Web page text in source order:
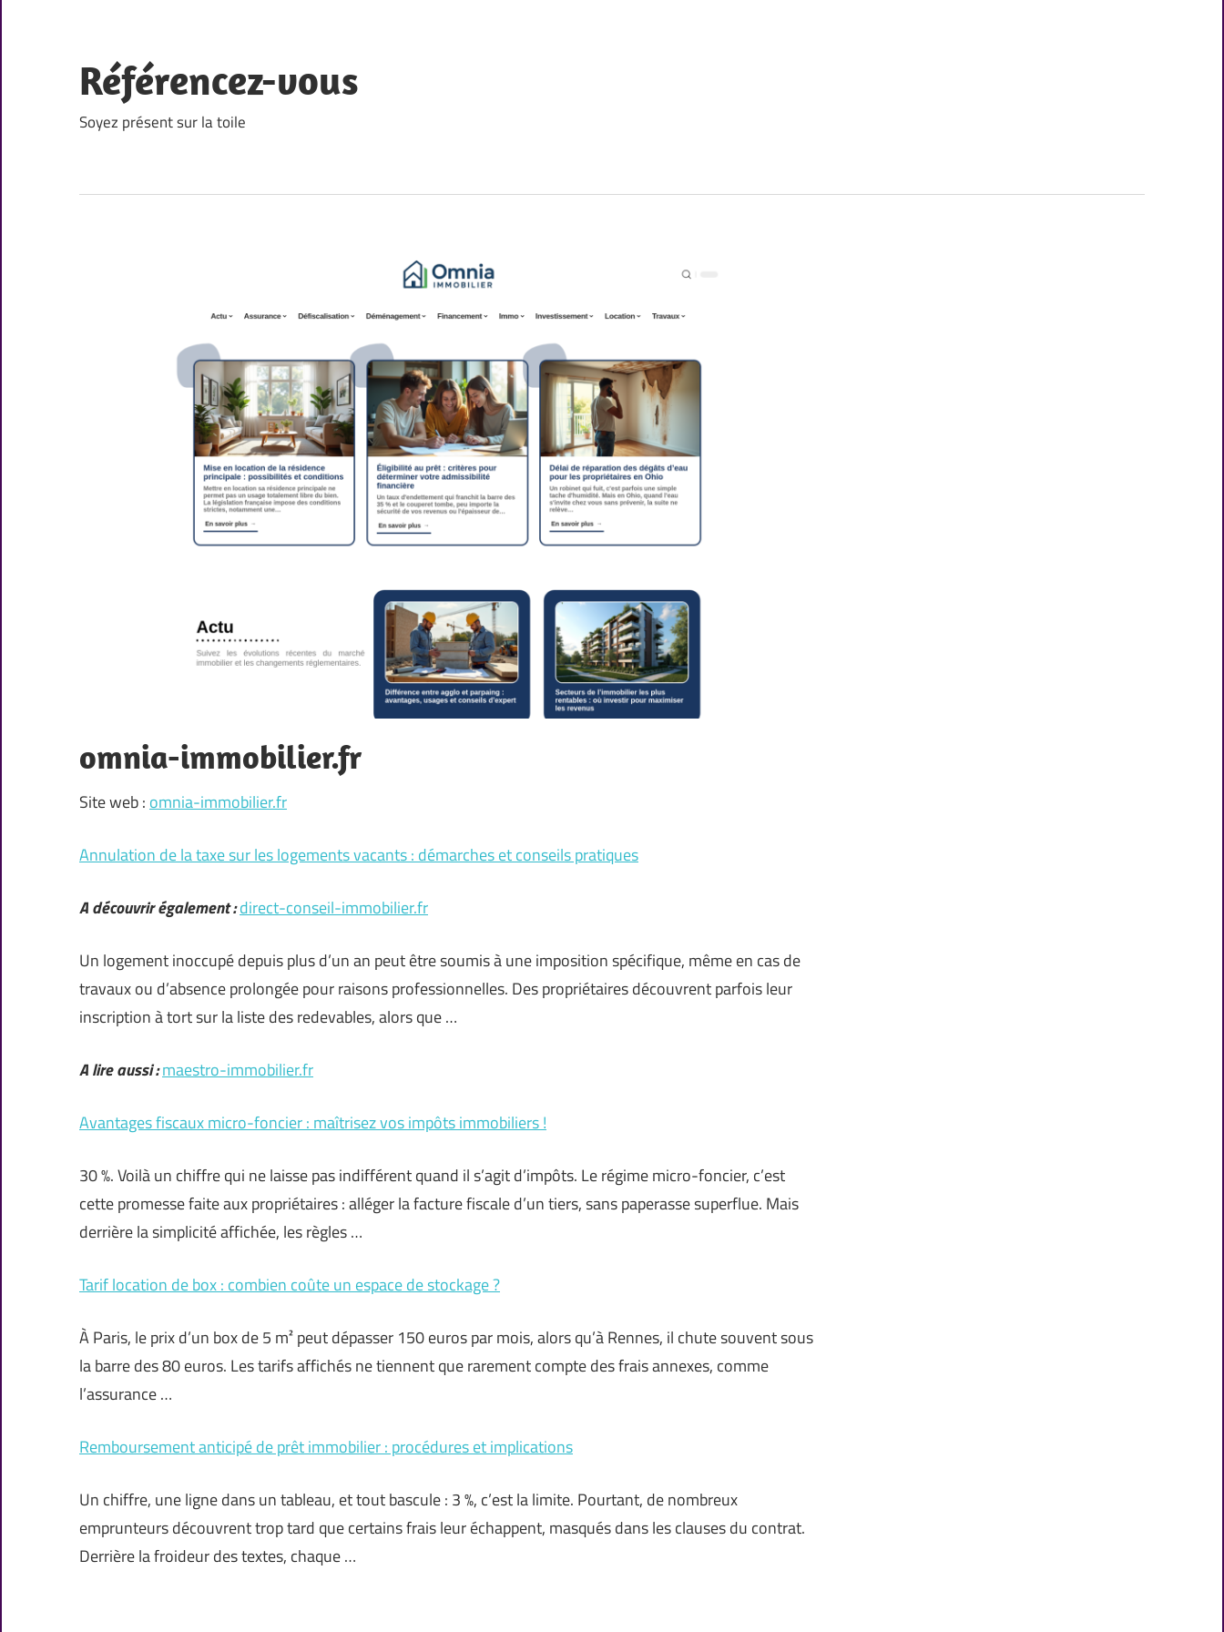
content
Référencez-vous
Soyez présent sur la toile
omnia-immobilier.fr
Site web : omnia-immobilier.fr
Annulation de la taxe sur les logements vacants : démarches et conseils pratiques
A découvrir également :direct-conseil-immobilier.fr
Un logement inoccupé depuis plus d’un an peut être soumis à une imposition spécifique, même en cas de
travaux ou d’absence prolongée pour raisons professionnelles. Des propriétaires découvrent parfois leur
inscription à tort sur la liste des redevables, alors que …
A lire aussi :maestro-immobilier.fr
Avantages fiscaux micro-foncier : maîtrisez vos impôts immobiliers !
30 %. Voilà un chiffre qui ne laisse pas indifférent quand il s’agit d’impôts. Le régime micro-foncier, c’est
cette promesse faite aux propriétaires : alléger la facture fiscale d’un tiers, sans paperasse superflue. Mais
derrière la simplicité affichée, les règles …
Tarif location de box : combien coûte un espace de stockage ?
À Paris, le prix d’un box de 5 m² peut dépasser 150 euros par mois, alors qu’à Rennes, il chute souvent sous
la barre des 80 euros. Les tarifs affichés ne tiennent que rarement compte des frais annexes, comme
l’assurance …
Remboursement anticipé de prêt immobilier : procédures et implications
Un chiffre, une ligne dans un tableau, et tout bascule : 3 %, c’est la limite. Pourtant, de nombreux
emprunteurs découvrent trop tard que certains frais leur échappent, masqués dans les clauses du contrat.
Derrière la froideur des textes, chaque …